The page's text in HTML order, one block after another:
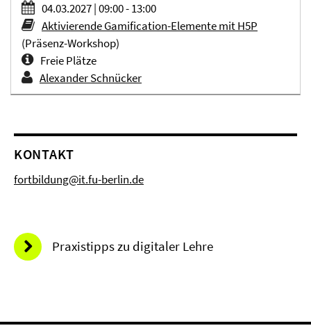
04.03.2027 | 09:00 - 13:00
Aktivierende Gamification-Elemente mit H5P
(Präsenz-Workshop)
Freie Plätze
Alexander Schnücker
KONTAKT
fortbildung@it.fu-berlin.de
Praxistipps zu digitaler Lehre